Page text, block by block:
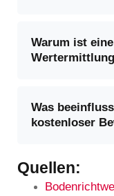
Warum ist
Was
kostenloser
Quellen: